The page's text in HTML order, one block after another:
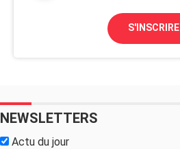
S'INSCRIRE
NEWSLETTERS
Actu du jour